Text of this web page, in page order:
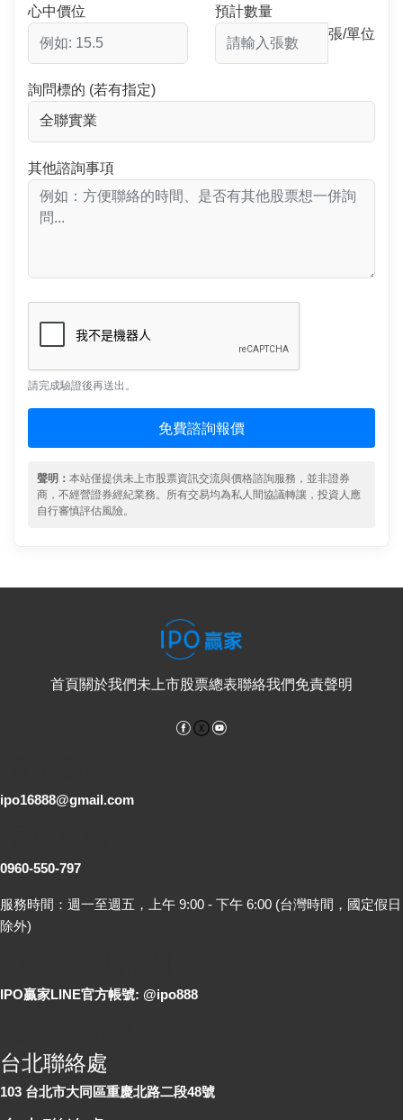
心中價位
預計數量
張/單位
詢問標的 (若有指定)
其他諮詢事項
請完成驗證後再送出。
免費諮詢報價
聲明： 本站僅提供未上市股票資訊交流與價格諮詢服務，並非證券
商，不經營證券經紀業務。所有交易均為私人間協議轉讓，投資人應
自行審慎評估風險。
首頁關於我們未上市股票總表聯絡我們免責聲明
Facebook
ipo16888@gmail.com
0960-550-797
服務時間：週一至週五，上午 9:00 - 下午 6:00 (台灣時間，國定假日
除外)
IPO贏家LINE官方帳號: @ipo888
台北聯絡處
103 台北市大同區重慶北路二段48號